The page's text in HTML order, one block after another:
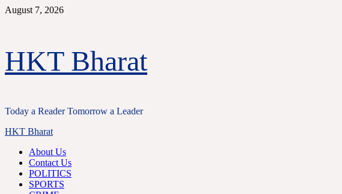
Skip
August 7, 2026
HKT Bharat
Today a Reader Tomorrow a Leader
Primary
HKT Bharat
About Us
Contact Us
POLITICS
SPORTS